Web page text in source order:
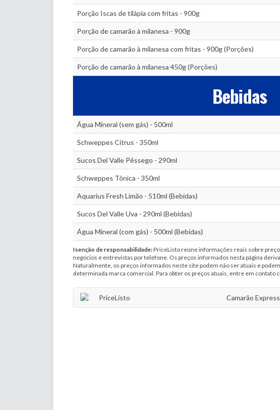
Porção Iscas de tilápia com fritas - 900g
Porção de camarão à milanesa - 900g
Porção de camarão à milanesa com fritas - 900g (Porções)
Porção de camarão à milanesa 450g (Porções)
Bebidas
Água Mineral (sem gás) - 500ml
Schweppes Citrus - 350ml
Sucos Del Valle Pêssego - 290ml
Schweppes Tônica - 350ml
Aquarius Fresh Limão - 510ml (Bebidas)
Sucos Del Valle Uva - 290ml (Bebidas)
Água Mineral (com gás) - 500ml (Bebidas)
Isenção de responsabilidade:PriceListo reúne informações reais sobre
negócios e entrevistas por telefone. Os preços informados nesta página
Naturalmente, os preços informados neste site podem não ser atuais e
determinada marca comercial. Para obter os preços atuais, entre em contato
Camarão